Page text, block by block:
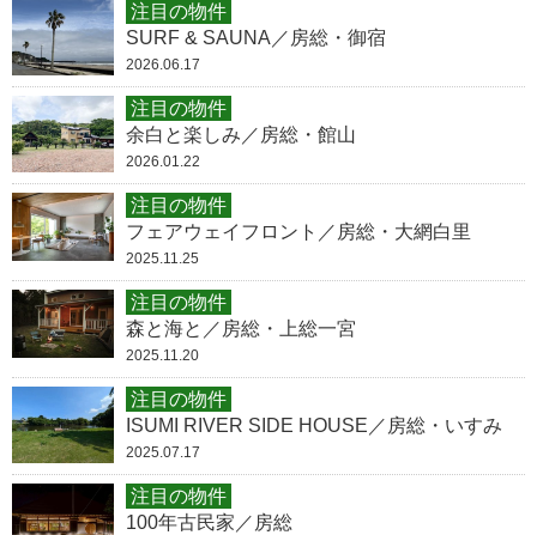
注目の物件
SURF & SAUNA／房総・御宿
2026.06.17
注目の物件
余白と楽しみ／房総・館山
2026.01.22
注目の物件
フェアウェイフロント／房総・大網白里
2025.11.25
注目の物件
森と海と／房総・上総一宮
2025.11.20
注目の物件
ISUMI RIVER SIDE HOUSE／房総・いすみ
2025.07.17
注目の物件
100年古民家／房総